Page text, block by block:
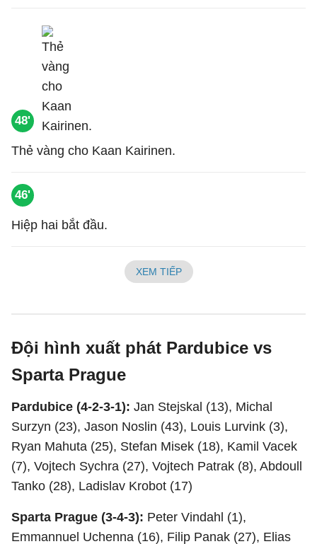
48'
Thẻ vàng cho Kaan Kairinen.
46'
Hiệp hai bắt đầu.
XEM TIẾP
Đội hình xuất phát Pardubice vs
Sparta Prague
Pardubice (4-2-3-1): Jan Stejskal (13), Michal
Surzyn (23), Jason Noslin (43), Louis Lurvink (3),
Ryan Mahuta (25), Stefan Misek (18), Kamil Vacek
(7), Vojtech Sychra (27), Vojtech Patrak (8), Abdoull
Tanko (28), Ladislav Krobot (17)
Sparta Prague (3-4-3): Peter Vindahl (1),
Emmannuel Uchenna (16), Filip Panak (27), Elias